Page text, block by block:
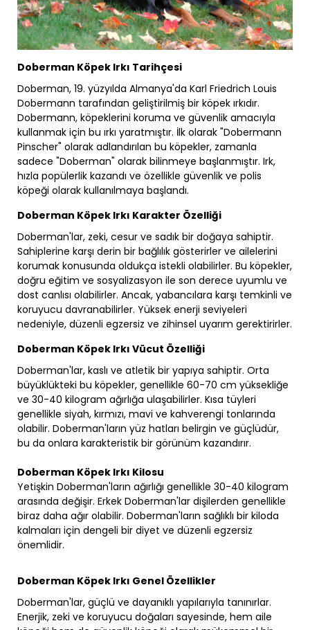
Doberman Köpek Irkı Tarihçesi
Doberman, 19. yüzyılda Almanya'da Karl Friedrich Louis
Dobermann tarafından geliştirilmiş bir köpek ırkıdır.
Dobermann, köpeklerini koruma ve güvenlik amacıyla
kullanmak için bu ırkı yaratmıştır. İlk olarak "Dobermann
Pinscher" olarak adlandırılan bu köpekler, zamanla
sadece "Doberman" olarak bilinmeye başlanmıştır. Irk,
hızla popülerlik kazandı ve özellikle güvenlik ve polis
köpeği olarak kullanılmaya başlandı.
Doberman Köpek Irkı Karakter Özelliği
Doberman'lar, zeki, cesur ve sadık bir doğaya sahiptir.
Sahiplerine karşı derin bir bağlılık gösterirler ve ailelerini
korumak konusunda oldukça istekli olabilirler. Bu köpekler,
doğru eğitim ve sosyalizasyon ile son derece uyumlu ve
dost canlısı olabilirler. Ancak, yabancılara karşı temkinli ve
koruyucu davranabilirler. Yüksek enerji seviyeleri
nedeniyle, düzenli egzersiz ve zihinsel uyarım gerektirirler.
Doberman Köpek Irkı Vücut Özelliği
Doberman'lar, kaslı ve atletik bir yapıya sahiptir. Orta
büyüklükteki bu köpekler, genellikle 60-70 cm yüksekliğe
ve 30-40 kilogram ağırlığa ulaşabilirler. Kısa tüyleri
genellikle siyah, kırmızı, mavi ve kahverengi tonlarında
olabilir. Doberman'ların yüz hatları belirgin ve güçlüdür,
bu da onlara karakteristik bir görünüm kazandırır.
Doberman Köpek Irkı Kilosu
Yetişkin Doberman'ların ağırlığı genellikle 30-40 kilogram
arasında değişir. Erkek Doberman'lar dişilerden genellikle
biraz daha ağır olabilir. Doberman'ların sağlıklı bir kiloda
kalmaları için dengeli bir diyet ve düzenli egzersiz
önemlidir.
Doberman Köpek Irkı Genel Özellikler
Doberman'lar, güçlü ve dayanıklı yapılarıyla tanınırlar.
Enerjik, zeki ve koruyucu doğaları sayesinde, hem aile